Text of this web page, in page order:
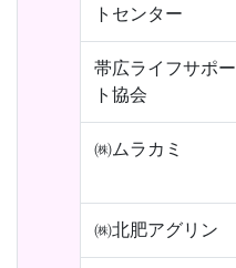
トセンター
帯広ライフサポー
ト協会
㈱ムラカミ
㈱北肥アグリン